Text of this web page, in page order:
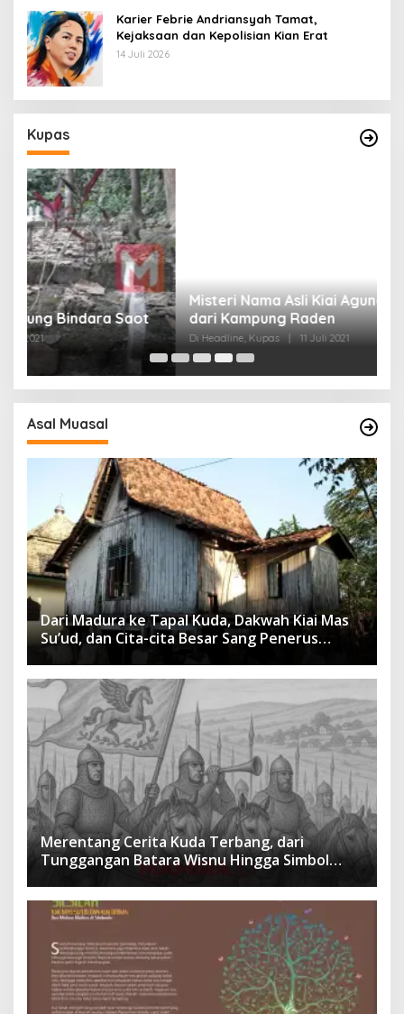
Karier Febrie Andriansyah Tamat,
Kejaksaan dan Kepolisian Kian Erat
14 Juli 2026
Kupas
Misteri Nama Asli Kiai Agung Nepa, Waliyullah
dari Kampung Raden
Di Headline, Kupas | 11 Juli 2021
Asal Muasal
Dari Madura ke Tapal Kuda, Dakwah Kiai Mas
Su’ud, dan Cita-cita Besar Sang Penerus
Merentang Cerita Kuda Terbang, dari
Tunggangan Batara Wisnu Hingga Simbol